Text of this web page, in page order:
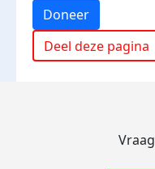
Doneer
Deel deze pagina